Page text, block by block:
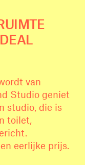
van
Studio geniet
studio, die is
toilet,
eerlijke prijs.